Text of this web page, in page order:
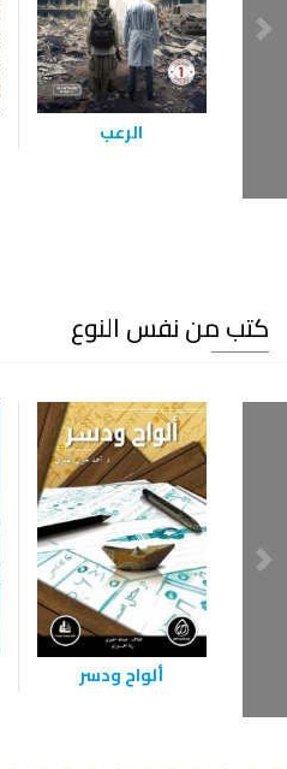
الرعب
كتب من نفس النوع
ألواح ودسر